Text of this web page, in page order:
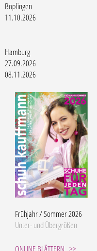
Bopfingen
11.10.2026
Hamburg
27.09.2026
08.11.2026
Frühjahr / Sommer 2026
Unter- und Übergrößen
ONLINE BLÄTTERN